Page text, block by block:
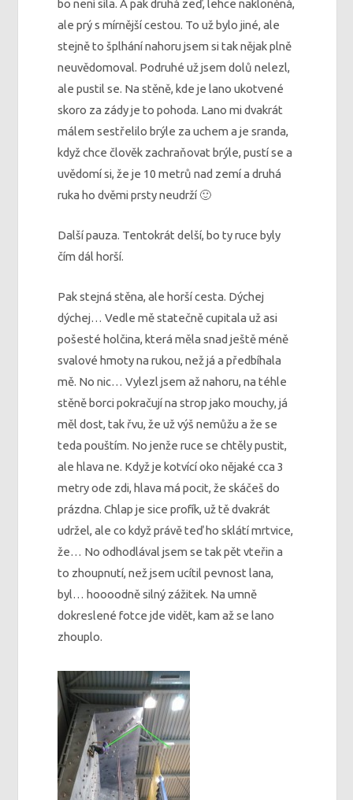
bo není síla. A pak druhá zeď, lehce nakloněná,
ale prý s mírnější cestou. To už bylo jiné, ale
stejně to šplhání nahoru jsem si tak nějak plně
neuvědomoval. Podruhé už jsem dolů nelezl,
ale pustil se. Na stěně, kde je lano ukotvené
skoro za zády je to pohoda. Lano mi dvakrát
málem sestřelilo brýle za uchem a je sranda,
když chce člověk zachraňovat brýle, pustí se a
uvědomí si, že je 10 metrů nad zemí a druhá
ruka ho dvěmi prsty neudrží 🙂
Další pauza. Tentokrát delší, bo ty ruce byly
čím dál horší.
Pak stejná stěna, ale horší cesta. Dýchej
dýchej… Vedle mě statečně cupitala už asi
pošesté holčina, která měla snad ještě méně
svalové hmoty na rukou, než já a předbíhala
mě. No nic… Vylezl jsem až nahoru, na téhle
stěně borci pokračují na strop jako mouchy, já
měl dost, tak řvu, že už výš nemůžu a že se
teda pouštím. No jenže ruce se chtěly pustit,
ale hlava ne. Když je kotvící oko nějaké cca 3
metry ode zdi, hlava má pocit, že skáčeš do
prázdna. Chlap je sice profík, už tě dvakrát
udržel, ale co když právě teď ho sklátí mrtvice,
že… No odhodlával jsem se tak pět vteřin a
to zhoupnutí, než jsem ucítil pevnost lana,
byl… hoooodně silný zážitek. Na umně
dokreslené fotce jde vidět, kam až se lano
zhouplo.